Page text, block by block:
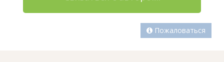
Пожаловаться